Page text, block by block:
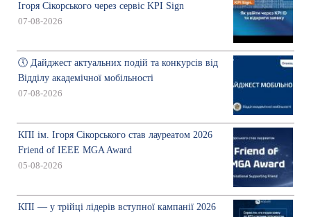
Ігоря Сікорського через сервіс KPI Sign
07-08-2026
🕔 Дайджест актуальних подій та конкурсів від
Відділу академічної мобільності
07-08-2026
КПІ ім. Ігоря Сікорського став лауреатом 2026
Friend of IEEE MGA Award
05-08-2026
КПІ — у трійці лідерів вступної кампанії 2026